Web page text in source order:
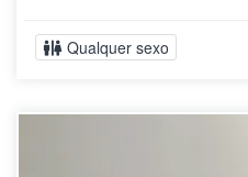
Qualquer sexo